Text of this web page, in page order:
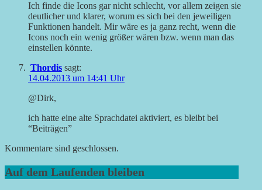
Ich finde die Icons gar nicht schlecht, vor allem zeigen sie
deutlicher und klarer, worum es sich bei den jeweiligen
Funktionen handelt. Mir wäre es ja ganz recht, wenn die
Icons noch ein wenig größer wären bzw. wenn man das
einstellen könnte.
Thordis sagt:
14.04.2013 um 14:41 Uhr
@Dirk,
ich hatte eine alte Sprachdatei aktiviert, es bleibt bei
“Beiträgen”
Kommentare sind geschlossen.
Auf dem Laufenden bleiben